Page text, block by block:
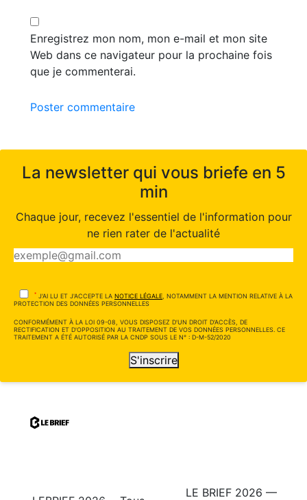
Enregistrez mon nom, mon e-mail et mon site
Web dans ce navigateur pour la prochaine fois
que je commenterai.
Poster commentaire
La newsletter qui vous briefe en 5
min
Chaque jour, recevez l'essentiel de l'information pour
ne rien rater de l'actualité
* J'AI LU ET J'ACCEPTE LA NOTICE LÉGALE , NOTAMMENT LA MENTION RELATIVE À LA
PROTECTION DES DONNÉES PERSONNELLES
CONFORMÉMENT À LA LOI 09-08, VOUS DISPOSEZ D'UN DROIT D'ACCÈS, DE
RECTIFICATION ET D'OPPOSITION AU TRAITEMENT DE VOS DONNÉES PERSONNELLES. CE
TRAITEMENT A ÉTÉ AUTORISÉ PAR LA CNDP SOUS LE N° : D-M-52/2020
S'inscrire
LE BRIEF 2026 —